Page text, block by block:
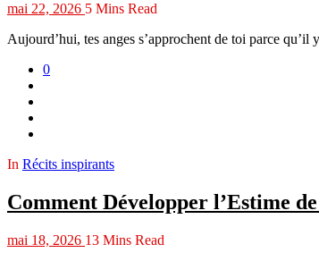
mai 22, 2026 5 Mins Read
Aujourd’hui, tes anges s’approchent de toi parce
0
In Récits inspirants
Comment Développer l’Estime
mai 18, 2026 13 Mins Read